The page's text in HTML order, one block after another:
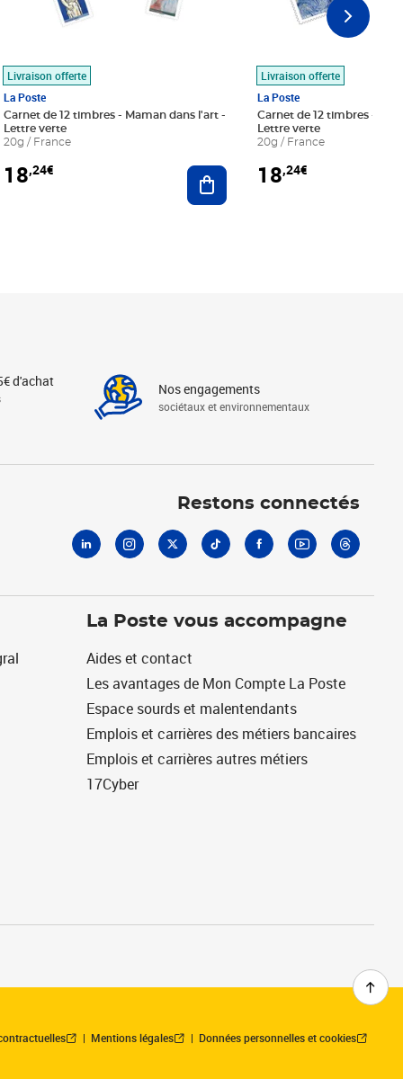
au panier
Livraison offerte
La Poste
Carnet de 12 timbres - Maman dans l'art -
Lettre verte
20g / France
18,24€ Ajouter au panier
Livraison offerte
La Poste
Carnet de 12 timbres - Le
Lettre verte
20g / France
18,24€
d'achat Nos engagements
sociétaux et environnementaux
Restons connectés
La Poste vous accompagne
Aides et contact
Les avantages de Mon Compte La Poste
Espace sourds et malentendants
Emplois et carrières des métiers bancaires
Emplois et carrières autres métiers
17Cyber
Mentions légales Données personnelles et cookies